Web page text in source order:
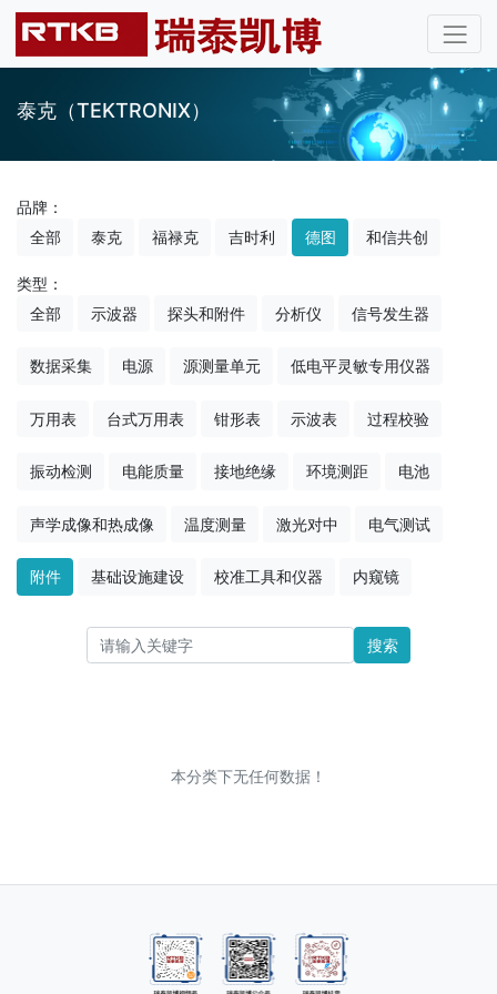
泰克（TEKTRONIX）
品牌：
全部
泰克 福禄克 吉时利 德图 和信共创
类型：
全部
示波器 探头和附件 分析仪 信号发生器
数据采集 电源 源测量单元 低电平灵敏专用仪器
万用表 台式万用表 钳形表 示波表 过程校验
振动检测 电能质量 接地绝缘 环境测距 电池
声学成像和热成像 温度测量 激光对中 电气测试
附件 基础设施建设 校准工具和仪器 内窥镜
搜索
本分类下无任何数据！